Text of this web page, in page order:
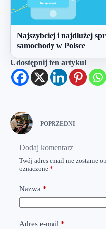
Najszybciej i najdłużej
samochody w Polsce
Udostępnij ten artykuł
POPRZEDNI
Dodaj komentarz
Twój adres email nie zostanie
oznaczone *
Nazwa *
Adres e-mail *